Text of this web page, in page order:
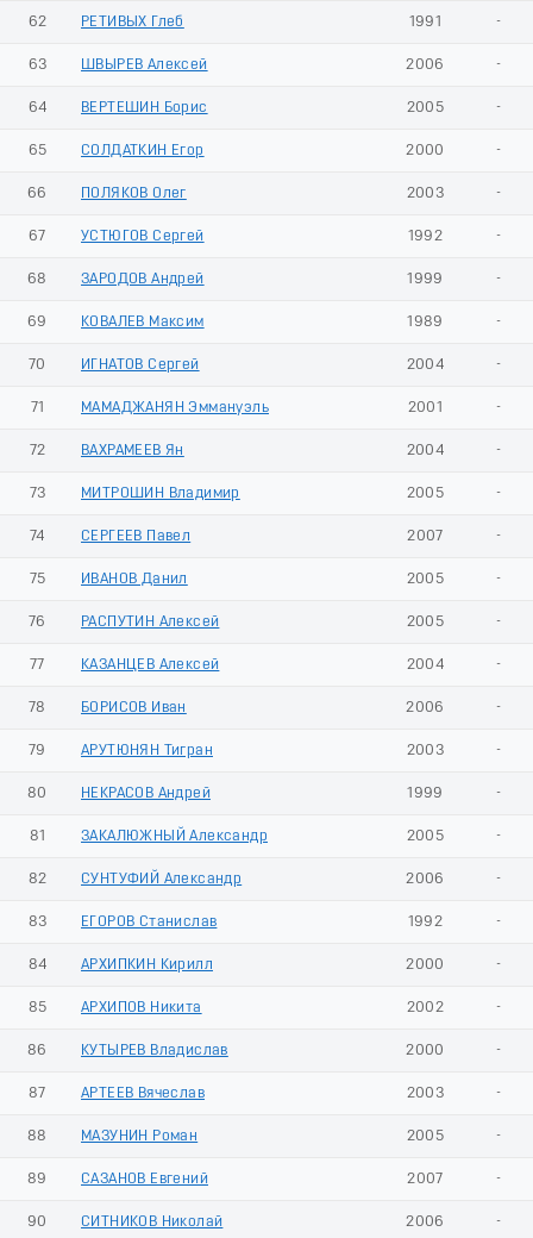
62 РЕТИВЫХ Глеб 1991 -
63 ШВЫРЕВ Алексей 2006 -
64 ВЕРТЕШИН Борис 2005 -
65 СОЛДАТКИН Егор 2000 -
66 ПОЛЯКОВ Олег 2003 -
67 УСТЮГОВ Сергей 1992 -
68 ЗАРОДОВ Андрей 1999 -
69 КОВАЛЕВ Максим 1989 -
70 ИГНАТОВ Сергей 2004 -
71 МАМАДЖАНЯН Эммануэль 2001 -
72 ВАХРАМЕЕВ Ян 2004 -
73 МИТРОШИН Владимир 2005 -
74 СЕРГЕЕВ Павел 2007 -
75 ИВАНОВ Данил 2005 -
76 РАСПУТИН Алексей 2005 -
77 КАЗАНЦЕВ Алексей 2004 -
78 БОРИСОВ Иван 2006 -
79 АРУТЮНЯН Тигран 2003 -
80 НЕКРАСОВ Андрей 1999 -
81 ЗАКАЛЮЖНЫЙ Александр 2005 -
82 СУНТУФИЙ Александр 2006 -
83 ЕГОРОВ Станислав 1992 -
84 АРХИПКИН Кирилл 2000 -
85 АРХИПОВ Никита 2002 -
86 КУТЫРЕВ Владислав 2000 -
87 АРТЕЕВ Вячеслав 2003 -
88 МАЗУНИН Роман 2005 -
89 САЗАНОВ Евгений 2007 -
90 СИТНИКОВ Николай 2006 -